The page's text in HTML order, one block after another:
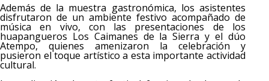
Además de la muestra gastronómica, los asistentes
disfrutaron de un ambiente festivo acompañado de
música en vivo, con las presentaciones de los
huapangueros Los Caimanes de la Sierra y el dúo
Atempo, quienes amenizaron la celebración y
pusieron el toque artístico a esta importante actividad
cultural.